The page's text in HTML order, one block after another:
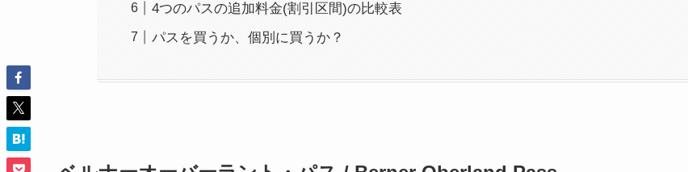
4つのパスの追加料金(割引区間)の比較表
パスを買うか、個別に買うか？